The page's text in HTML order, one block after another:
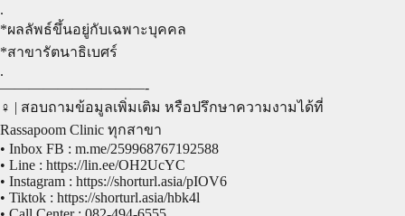
.
*ผลลัพธ์ขึ้นอยู่กับเฉพาะบุคคล
*สาขารัตนาธิเบศร์
.
——————————-
‍♀️ | สอบถามข้อมูลเพิ่มเติม หรือปรึกษาความงามได้ที่
Rassapoom Clinic ทุกสาขา
• Inbox FB : m.me/259968767192588
• Line : https://lin.ee/OH2UcYC
• Instagram : https://shorturl.asia/pIOV6
• Tiktok : https://shorturl.asia/hbk4l